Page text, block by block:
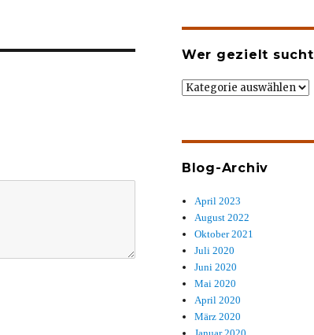
Wer gezielt sucht
Wer
Blog-Archiv
April 2023
August 2022
Oktober 2021
Juli 2020
Juni 2020
Mai 2020
April 2020
März 2020